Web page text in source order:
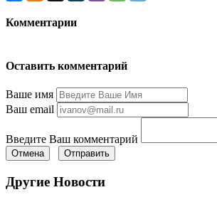
Комментарии
Оставить комментарий
Ваше имя
Ваш email
Введите Ваш комментарий
Отмена Отправить
Другие Новости